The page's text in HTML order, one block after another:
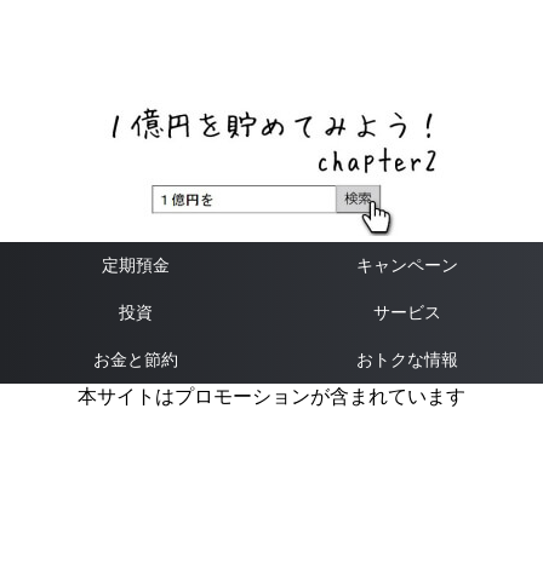
定期預金 キャンペーン
投資 サービス
お金と節約 おトクな情報
本サイトはプロモーションが含まれています